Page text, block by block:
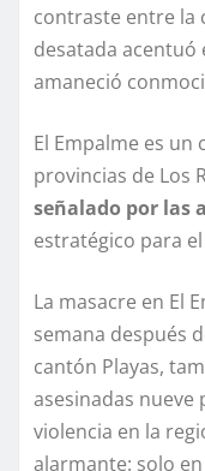
contraste entre la
desatada acentuó
amaneció
El Empalme es
provincias de Los
señalado por las
estratégico para
La masacre en El
semana después
cantón Playas,
asesinadas nueve
violencia en la
alarmante: solo